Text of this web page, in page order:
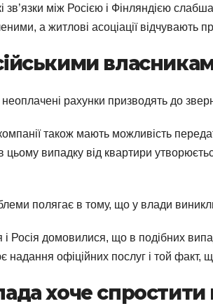
зв’язки між Росією і Фінляндією
а житлові асоціації відчувають
рахунки призводять до
також мають можливість
цьому випадку від квартири
полягає в тому, що у влади
і Росія домовилися, що в подібних
надання офіційних послуг і той факт,
хоче спростити